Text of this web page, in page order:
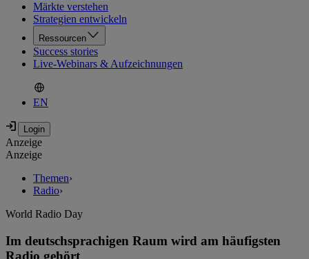
Märkte verstehen
Strategien entwickeln
Ressourcen
Success stories
Live-Webinars & Aufzeichnungen
EN
Anzeige
Anzeige
Themen›
Radio›
World Radio Day
Im deutschsprachigen Raum wird am häufigsten
Radio gehört